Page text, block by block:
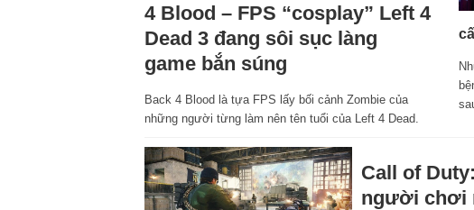
4 Blood – FPS “cosplay” Left 4
Dead 3 đang sôi sục làng
game bắn súng
Back 4 Blood là tựa FPS lấy bối cảnh Zombie của
những người từng làm nên tên tuổi của Left 4 Dead.
Call of
người chơi